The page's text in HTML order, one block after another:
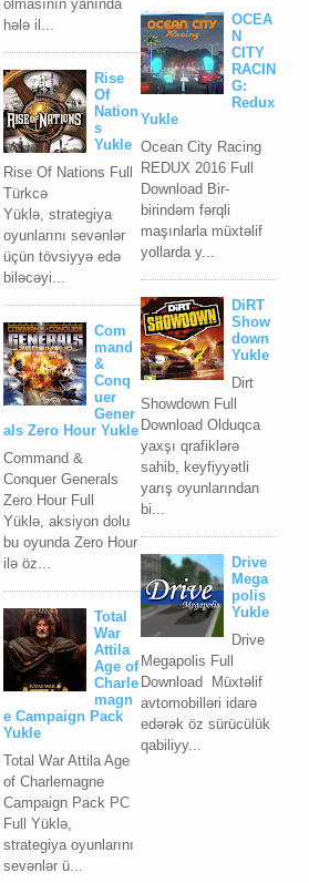
OCEA
N
CITY
RACIN
G:
Redux
Yukle
Ocean City Racing
REDUX 2016 Full
Download Bir-
birindəm fərqli
maşınlarla müxtəlif
yollarda y...
DiRT
Show
down
Yukle
Dirt
Showdown Full
Download Olduqca
yaxşı qrafiklərə
sahib, keyfiyyətli
yarış oyunlarından
bi...
Drive
Mega
polis
Yukle
Drive
Megapolis Full
Download Müxtəlif
avtomobilləri idarə
edərək öz sürücülük
qabiliyy...
olmasının yanında
hələ il...
Rise
Of
Nation
s
Yukle
Rise Of Nations Full
Türkcə
Yüklə, strategiya
oyunlarını sevənlər
üçün tövsiyyə edə
biləcəyi...
Com
mand
&
Conq
uer
Gener
als Zero Hour Yukle
Command &
Conquer Generals
Zero Hour Full
Yüklə, aksiyon dolu
bu oyunda Zero Hour
ilə öz...
Total
War
Attila
Age of
Charle
magn
e Campaign Pack
Yukle
Total War Attila Age
of Charlemagne
Campaign Pack PC
Full Yüklə,
strategiya oyunlarını
sevənlər ü...